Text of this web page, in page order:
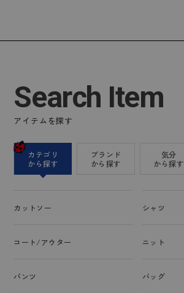
Search Item
アイテムを探す
カテゴリ
から探す
ブランド
から探す
気分
から探す
カットソー シャツ
コート/アウター ニット
パンツ バッグ